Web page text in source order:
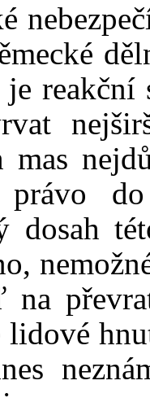
reakční
mas
dosah
na
lidové